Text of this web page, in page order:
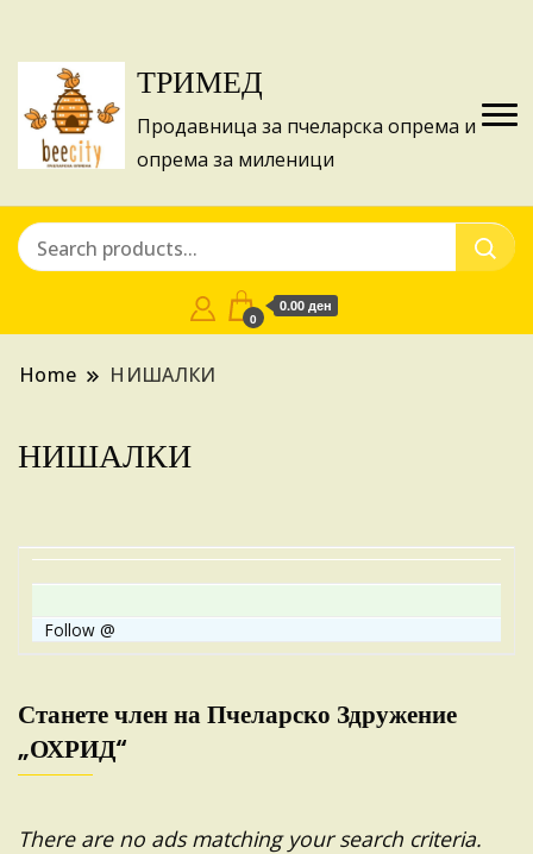
ТРИМЕД
Продавница за пчеларска опрема и
опрема за миленици
0
0.00 ден
Home НИШАЛКИ
НИШАЛКИ
Follow @
Станете член на Пчеларско Здружение
„ОХРИД“
There are no ads matching your search criteria.